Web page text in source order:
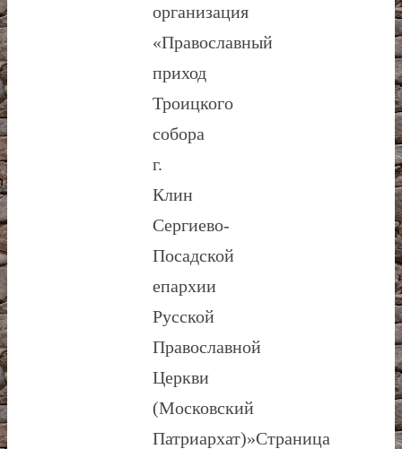
организация
«Православный
приход
Троицкого
собора
г.
Клин
Сергиево-
Посадской
епархии
Русской
Православной
Церкви
(Московский
Патриархат)»Страница